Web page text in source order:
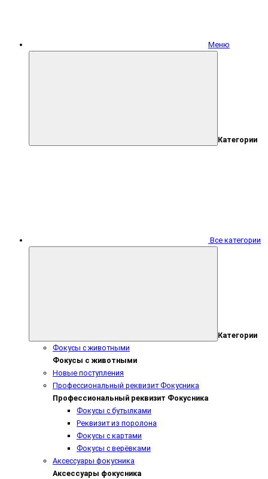
Меню
Категории
Все категории
Категории
Фокусы с животными
Фокусы с животными
Новые поступления
Профессиональный реквизит Фокусника
Профессиональный реквизит Фокусника
Фокусы с бутылками
Реквизит из поролона
Фокусы с картами
Фокусы с верёвками
Аксессуары фокусника
Аксессуары фокусника